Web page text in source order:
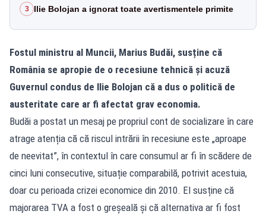
3 Ilie Bolojan a ignorat toate avertismentele primite
Fostul ministru al Muncii, Marius Budăi, susține că
România se apropie de o recesiune tehnică și acuză
Guvernul condus de Ilie Bolojan că a dus o politică de
austeritate care ar fi afectat grav economia.
Budăi a postat un mesaj pe propriul cont de socializare în care
atrage atenția că că riscul intrării în recesiune este „aproape
de neevitat”, în contextul în care consumul ar fi în scădere de
cinci luni consecutive, situație comparabilă, potrivit acestuia,
doar cu perioada crizei economice din 2010. El susține că
majorarea TVA a fost o greșeală și că alternativa ar fi fost